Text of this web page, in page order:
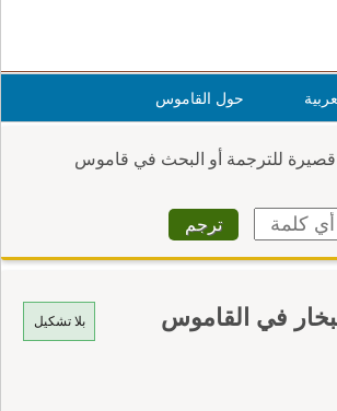
حول القاموس
قصيرة للترجمة أو البحث في قاموس
بلا تشكيل في القاموس